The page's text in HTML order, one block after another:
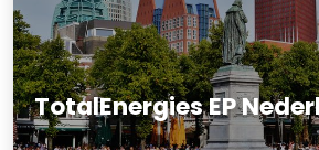
TotalEnergies EP